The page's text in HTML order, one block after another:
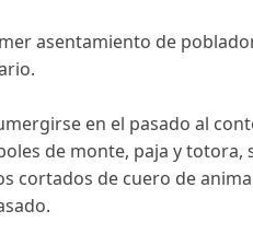
asentamiento de
en el pasado al
de monte, paja y
cortados de cuero de